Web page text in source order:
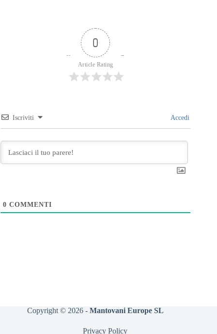
0
Article Rating
Iscriviti Accedi
0 COMMENTI
Copyright © 2026 -Mantovani Europe SL
Privacy Policy